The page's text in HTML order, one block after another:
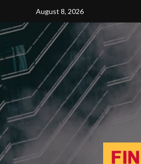
content
August 8, 2026